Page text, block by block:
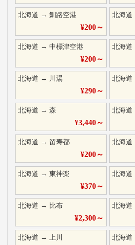
北海道 → 釧路空港
¥200～
北海道
北海道 → 中標津空港
¥200～
北海道
北海道 → 川湯
¥290～
北海道
北海道 → 森
¥3,440～
北海道
北海道 → 留寿都
¥200～
北海道
北海道 → 東神楽
¥370～
北海道
北海道 → 比布
¥2,300～
北海道
北海道 → 上川 北海道